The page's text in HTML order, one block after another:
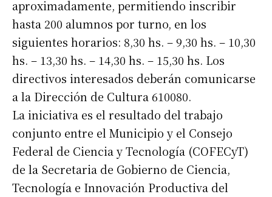
aproximadamente, permitiendo inscribir
hasta 200 alumnos por turno, en los
siguientes horarios: 8,30 hs. – 9,30 hs. – 10,30
hs. – 13,30 hs. – 14,30 hs. – 15,30 hs. Los
directivos interesados deberán comunicarse
a la Dirección de Cultura 610080.
La iniciativa es el resultado del trabajo
conjunto entre el Municipio y el Consejo
Federal de Ciencia y Tecnología (COFECyT)
de la Secretaria de Gobierno de Ciencia,
Tecnología e Innovación Productiva del